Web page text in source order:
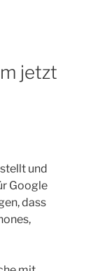
jetzt
und
Google
dass